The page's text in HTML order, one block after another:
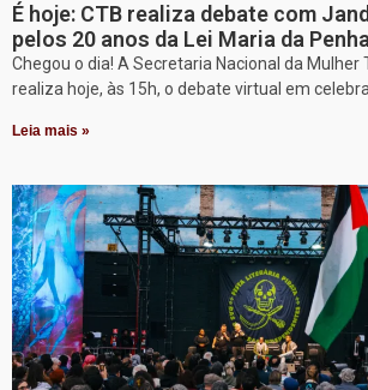
É hoje: CTB realiza debate com
pelos 20 anos da Lei Maria da
Chegou o dia! A Secretaria Nacional da Mulher
realiza hoje, às 15h, o debate virtual em
Leia mais »